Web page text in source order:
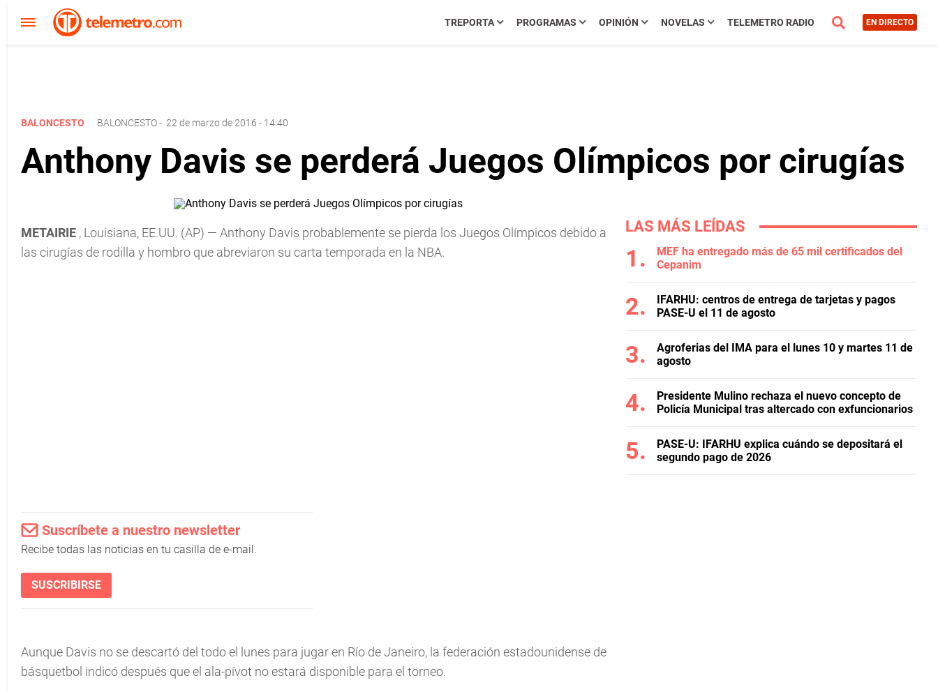
TREPORTA PROGRAMAS OPINIÓN NOVELAS TELEMETRO RADIO EN DIRECTO
BALONCESTO BALONCESTO- 22 de marzo de 2016 - 14:40
Anthony Davis se perderá Juegos Olímpicos por cirugías
METAIRIE , Louisiana, EE.UU. (AP) — Anthony Davis probablemente se pierda los Juegos Olímpicos debido a
las cirugías de rodilla y hombro que abreviaron su carta temporada en la NBA.
Suscríbete a nuestro newsletter
Recibe todas las noticias en tu casilla de e-mail.
SUSCRIBIRSE
Aunque Davis no se descartó del todo el lunes para jugar en Río de Janeiro, la federación estadounidense de
básquetbol indicó después que el ala-pívot no estará disponible para el torneo.
LAS MÁS LEÍDAS
MEF ha entregado más de 65 mil certificados del
Cepanim
IFARHU: centros de entrega de tarjetas y pagos
PASE-U el 11 de agosto
Agroferias del IMA para el lunes 10 y martes 11 de
agosto
Presidente Mulino rechaza el nuevo concepto de
Policía Municipal tras altercado con exfuncionarios
PASE-U: IFARHU explica cuándo se depositará el
segundo pago de 2026